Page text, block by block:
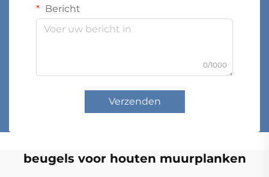
Bericht
0/1000
Verzenden
beugels voor houten muurplanken